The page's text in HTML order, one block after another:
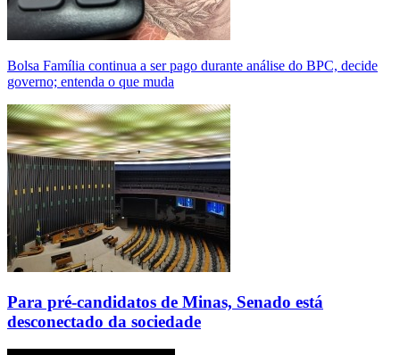
Bolsa Família continua a ser pago durante análise do BPC, decide
governo; entenda o que muda
Para pré-candidatos de Minas, Senado está
desconectado da sociedade